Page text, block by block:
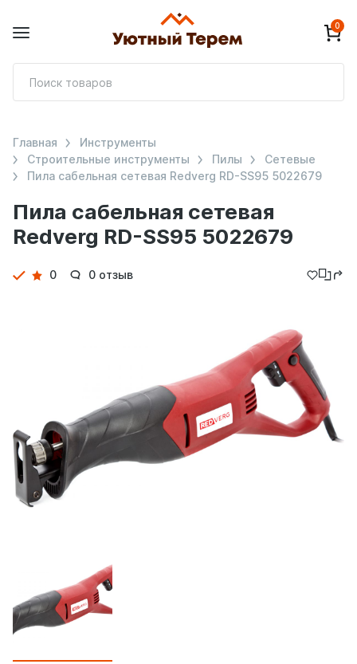
0
Пила сабельная сетевая
Redverg RD-SS95 5022679
Главная
Инструменты
Строительные инструменты
Пилы
Сетевые
Пила сабельная сетевая Redverg RD-SS95 5022679
Детали
0 0 отзыв